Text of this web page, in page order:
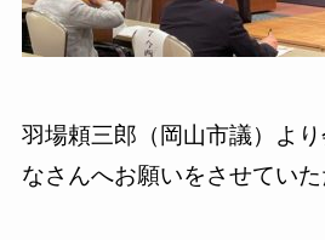
羽場頼三郎（岡山市議）よ
なさんへお願いをさせていた